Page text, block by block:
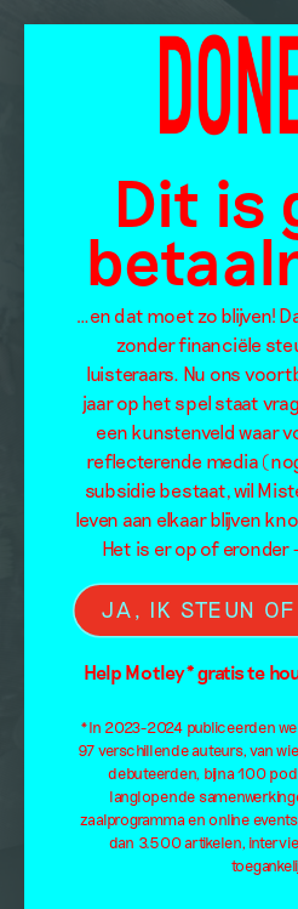
Dit is
…en dat moet zo blijven!
zonder financiële
luisteraars. Nu ons
jaar op het spel staat
een kunstenveld waar
reflecterende media
subsidie bestaat, wil
leven aan elkaar blijven
Het is er op of eronder
JA, IK STEUN
Help Motley* gratis te
*In 2023-2024 publiceerden we
97 verschillende auteurs, van
debuteerden, bijna 100
langlopende
zaalprogramma en online
dan 3.500 artikelen,